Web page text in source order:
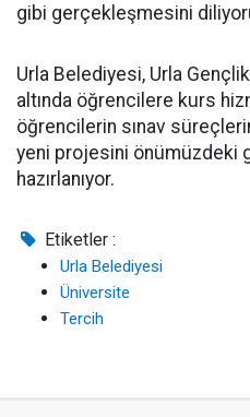
gibi gerçekleşmesini
Urla Belediyesi, Urla
altında öğrencilere kurs
öğrencilerin sınav
yeni projesini önümüzdeki
hazırlanıyor.
Etiketler :
Urla Belediyesi
Üniversite
Tercih